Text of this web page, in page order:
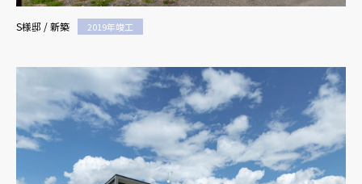
S様邸 / 新築 2019年竣工